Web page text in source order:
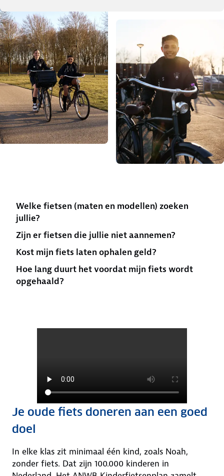
Welke fietsen (maten en modellen) zoeken
jullie?
Zijn er fietsen die jullie niet aannemen?
Kost mijn fiets laten ophalen geld?
Hoe lang duurt het voordat mijn fiets wordt
opgehaald?
Je oude fiets doneren aan een goed
doel
In elke klas zit minimaal één kind, zoals Noah,
zonder fiets. Dat zijn 100.000 kinderen in